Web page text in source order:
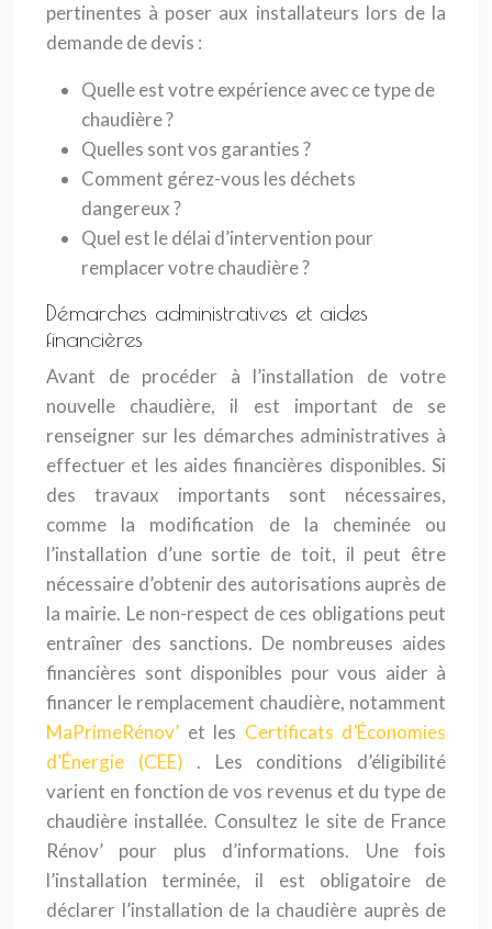
pertinentes à poser aux installateurs lors de la
demande de devis :
Quelle est votre expérience avec ce type de
chaudière ?
Quelles sont vos garanties ?
Comment gérez-vous les déchets
dangereux ?
Quel est le délai d’intervention pour
remplacer votre chaudière ?
Démarches administratives et aides
financières
Avant de procéder à l’installation de votre
nouvelle chaudière, il est important de se
renseigner sur les démarches administratives à
effectuer et les aides financières disponibles. Si
des travaux importants sont nécessaires,
comme la modification de la cheminée ou
l’installation d’une sortie de toit, il peut être
nécessaire d’obtenir des autorisations auprès de
la mairie. Le non-respect de ces obligations peut
entraîner des sanctions. De nombreuses aides
financières sont disponibles pour vous aider à
financer le remplacement chaudière, notamment
MaPrimeRénov’ et les Certificats d’Économies
d’Énergie (CEE) . Les conditions d’éligibilité
varient en fonction de vos revenus et du type de
chaudière installée. Consultez le site de France
Rénov’ pour plus d’informations. Une fois
l’installation terminée, il est obligatoire de
déclarer l’installation de la chaudière auprès de